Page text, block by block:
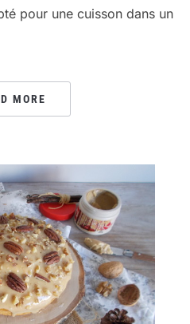
pour une cuisson dans un
MORE